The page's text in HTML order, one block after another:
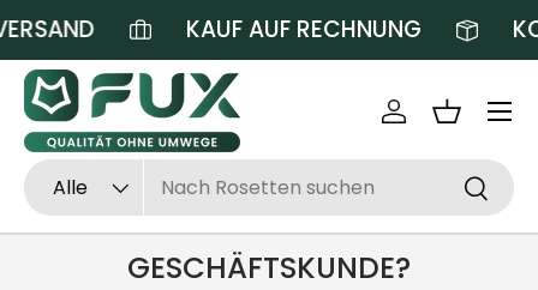
Direkt zum InhaltKAUF AUF RECHNUNG
Suchen
Art
Alle Suchen
Einloggen
GESCHÄFTSKUNDE?